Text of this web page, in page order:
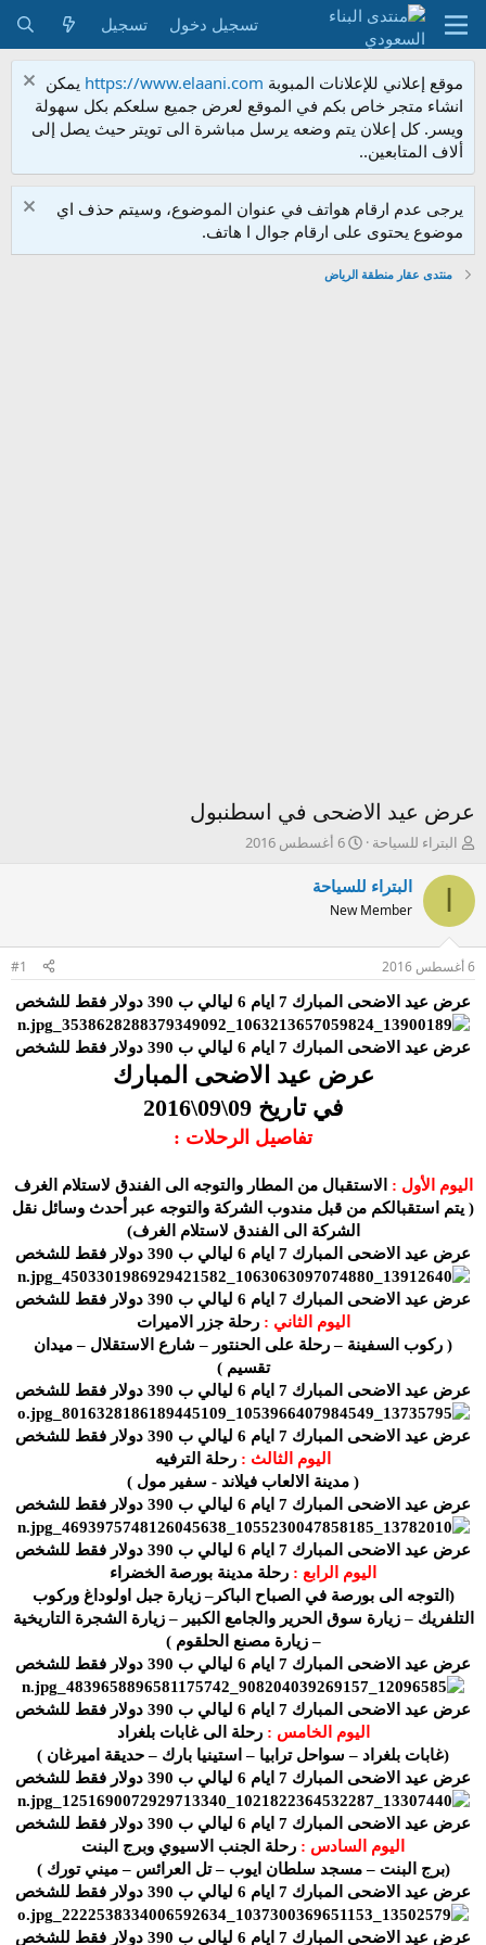
تسجيل دخول تسجيل
موقع إعلاني للإعلانات المبوبة https://www.elaani.com يمكن
انشاء متجر خاص بكم في الموقع لعرض جميع سلعكم بكل سهولة
ويسر. كل إعلان يتم وضعه يرسل مباشرة الى تويتر حيث يصل إلى
ألاف المتابعين..
يرجى عدم ارقام هواتف في عنوان الموضوع، وسيتم حذف اي
موضوع يحتوى على ارقام جوال ا هاتف.
منتدى عقار منطقة الرياض
عرض عيد الاضحى في اسطنبول
ك
ت
م
و
ض
و
ع
البتراء للسياحة
ت
خ
إ
ن
ش
ا
ء
6 أغسطس 2016
البتراء للسياحة
New Member
6 أغسطس 2016 #1
عرض عيد الاضحى المبارك 7 ايام 6 ليالي ب 390 دولار فقط للشخص
عرض عيد الاضحى المبارك 7 ايام 6 ليالي ب 390 دولار فقط للشخص
عرض عيد الاضحى المبارك
في تاريخ 09\09\2016
تفاصيل الرحلات :
اليوم الأول :
الاستقبال من المطار والتوجه الى الفندق لاستلام الغرف
( يتم استقبالكم من قبل مندوب الشركة والتوجه عبر أحدث وسائل نقل
الشركة الى الفندق لاستلام الغرف)
عرض عيد الاضحى المبارك 7 ايام 6 ليالي ب 390 دولار فقط للشخص
عرض عيد الاضحى المبارك 7 ايام 6 ليالي ب 390 دولار فقط للشخص
اليوم الثاني : رحلة جزر الاميرات
( ركوب السفينة – رحلة على الحنتور – شارع الاستقلال – ميدان
تقسيم )
عرض عيد الاضحى المبارك 7 ايام 6 ليالي ب 390 دولار فقط للشخص
عرض عيد الاضحى المبارك 7 ايام 6 ليالي ب 390 دولار فقط للشخص
اليوم الثالث : رحلة الترفيه
( مدينة الالعاب فيلاند - سفير مول )
عرض عيد الاضحى المبارك 7 ايام 6 ليالي ب 390 دولار فقط للشخص
عرض عيد الاضحى المبارك 7 ايام 6 ليالي ب 390 دولار فقط للشخص
اليوم الرابع : رحلة مدينة بورصة الخضراء
(التوجه الى بورصة في الصباح الباكر– زيارة جبل اولوداغ وركوب
التلفريك – زيارة سوق الحرير والجامع الكبير – زيارة الشجرة التاريخية
– زيارة مصنع الحلقوم )
عرض عيد الاضحى المبارك 7 ايام 6 ليالي ب 390 دولار فقط للشخص
عرض عيد الاضحى المبارك 7 ايام 6 ليالي ب 390 دولار فقط للشخص
اليوم الخامس : رحلة الى غابات بلغراد
(غابات بلغراد – سواحل ترابيا – استينيا بارك – حديقة اميرغان )
عرض عيد الاضحى المبارك 7 ايام 6 ليالي ب 390 دولار فقط للشخص
عرض عيد الاضحى المبارك 7 ايام 6 ليالي ب 390 دولار فقط للشخص
اليوم السادس : رحلة الجنب الاسيوي وبرج البنت
(برج البنت – مسجد سلطان ايوب – تل العرائس – ميني تورك )
عرض عيد الاضحى المبارك 7 ايام 6 ليالي ب 390 دولار فقط للشخص
عرض عيد الاضحى المبارك 7 ايام 6 ليالي ب 390 دولار فقط للشخص